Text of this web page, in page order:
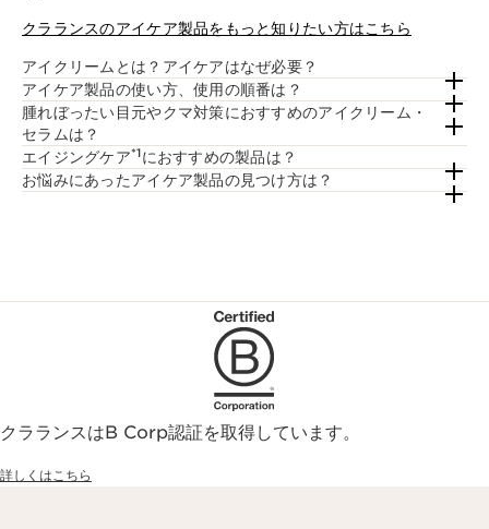
クラランスのアイケア製品をもっと知りたい方はこちら
アイクリームとは？アイケアはなぜ必要？
アイケア製品の使い方、使用の順番は？
腫れぼったい目元やクマ対策におすすめのアイクリーム・
セラムは？
エイジングケア*1におすすめの製品は？
お悩みにあったアイケア製品の見つけ方は？
クラランスはB Corp認証を取得しています。
詳しくはこちら